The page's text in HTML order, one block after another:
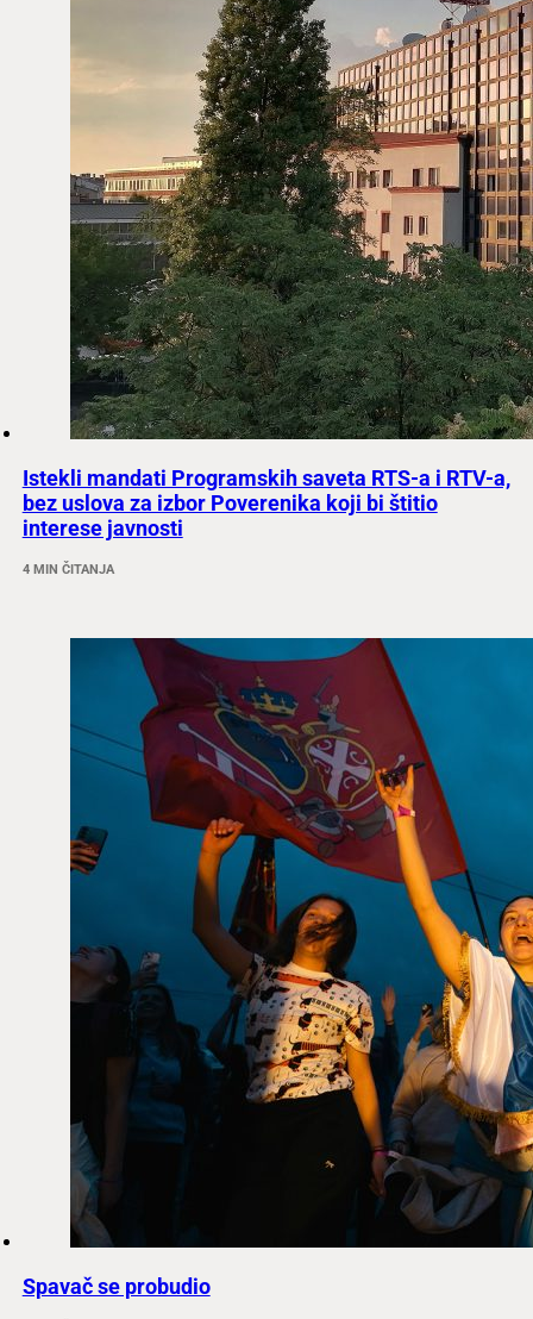
Istekli mandati Programskih saveta RTS-a i RTV-a,
bez uslova za izbor Poverenika koji bi štitio
interese javnosti
4 MIN ČITANJA
Spavač se probudio